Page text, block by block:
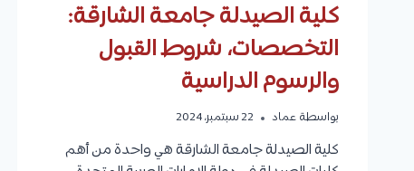
كلية الصيدلة جامعة الشارقة:
التخصصات، شروط القبول
والرسوم الدراسية
بواسطة عماد 22 سبتمبر، 2024
كلية الصيدلة جامعة الشارقة هي واحدة من أهم